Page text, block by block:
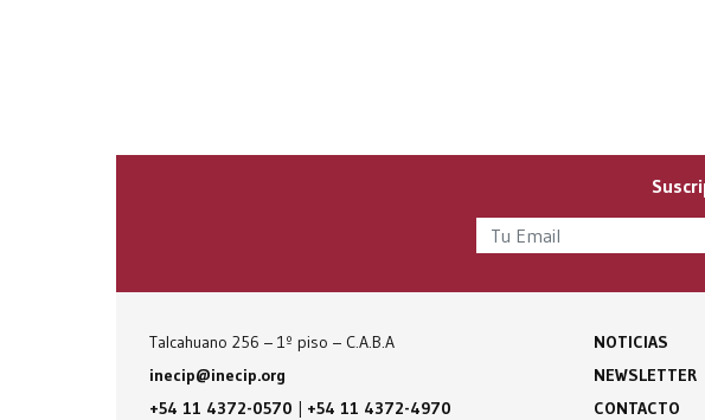
Talcahuano 256 – 1º piso – C.A.B.A
inecip@inecip.org
+54 11 4372-0570 | +54 11 4372-4970
NOTICIAS
NEWSLETTER
CONTACTO